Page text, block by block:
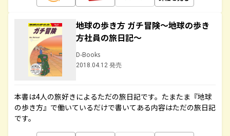
地球の歩き方 ガチ冒険～地球の歩き
方社員の旅日記～
D-Books
2018.04.12 発売
本書は4人の旅好きによるただの旅日記です。たまたま『地球
の歩き方』で働いているだけで書いてある内容はただの旅日記
です。